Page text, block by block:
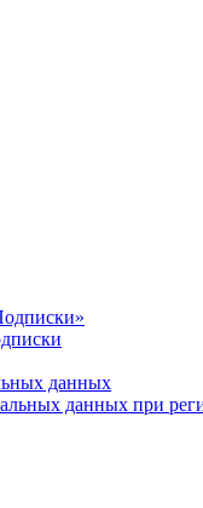
данных
данных при